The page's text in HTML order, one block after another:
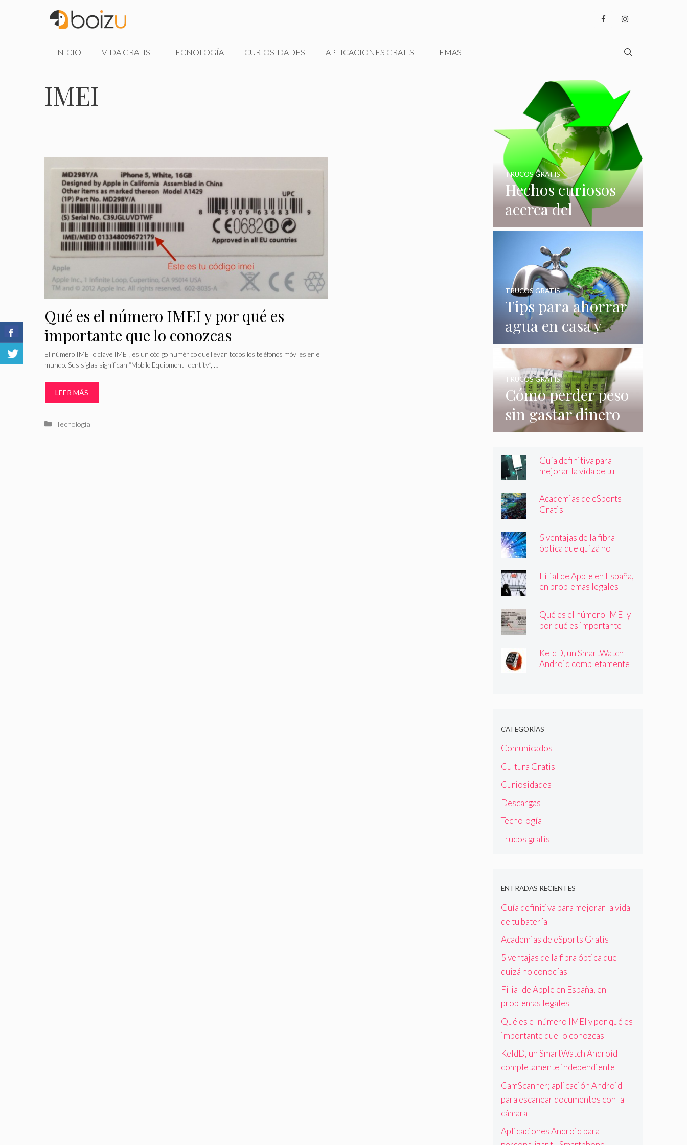
INICIO VIDA GRATIS TECNOLOGÍA CURIOSIDADES APLICACIONES GRATIS TEMAS
IMEI
Qué es el número IMEI y por qué es
importante que lo conozcas
El número IMEI o clave IMEI, es un código numérico que llevan todos los teléfonos móviles en el
mundo. Sus siglas significan “Mobile Equipment Identity”, …
LEER MÁS
Categorías
Tecnología
Hechos curiosos
acerca del
reciclaje que
quizás no
conocías
TRUCOS GRATIS
Tips para ahorrar
agua en casa y
gastar menos en
su consumo
TRUCOS GRATIS
Cómo perder peso
sin gastar dinero
e incluso sin
hacer nada
TRUCOS GRATIS
Guía definitiva para
mejorar la vida de tu
Academias de eSports
Gratis
5 ventajas de la fibra
óptica que quizá no
Filial de Apple en España,
en problemas legales
Qué es el número IMEI y
por qué es importante
KeldD, un SmartWatch
Android completamente
CATEGORÍAS
Comunicados
Cultura Gratis
Curiosidades
Descargas
Tecnología
Trucos gratis
ENTRADAS RECIENTES
Guía definitiva para mejorar la vida
de tu batería
Academias de eSports Gratis
5 ventajas de la fibra óptica que
quizá no conocías
Filial de Apple en España, en
problemas legales
Qué es el número IMEI y por qué es
importante que lo conozcas
KeldD, un SmartWatch Android
completamente independiente
CamScanner; aplicación Android
para escanear documentos con la
cámara
Aplicaciones Android para